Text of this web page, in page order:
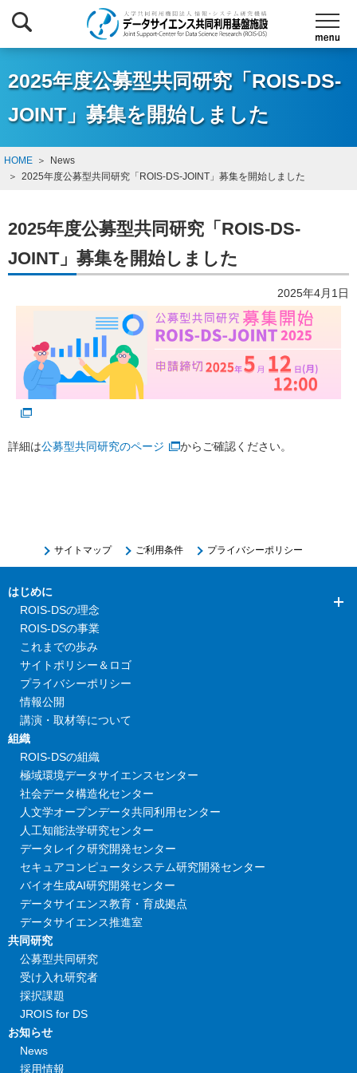
2025年度公募型共同研究「ROIS-DS-
JOINT」募集を開始しました
HOME
News
2025年度公募型共同研究「ROIS-DS-JOINT」募集を開始しました
2025年度公募型共同研究「ROIS-DS-
JOINT」募集を開始しました
2025年4月1日
詳細は公募型共同研究のページ からご確認ください。
サイトマップ ご利用条件 プライバシーポリシー
はじめに
ROIS-DSの理念
ROIS-DSの事業
これまでの歩み
サイトポリシー＆ロゴ
プライバシーポリシー
情報公開
講演・取材等について
組織
ROIS-DSの組織
極域環境データサイエンスセンター
社会データ構造化センター
人文学オープンデータ共同利用センター
人工知能法学研究センター
データレイク研究開発センター
セキュアコンピュータシステム研究開発センター
バイオ生成AI研究開発センター
データサイエンス教育・育成拠点
データサイエンス推進室
共同研究
公募型共同研究
受け入れ研究者
採択課題
JROIS for DS
お知らせ
News
採用情報